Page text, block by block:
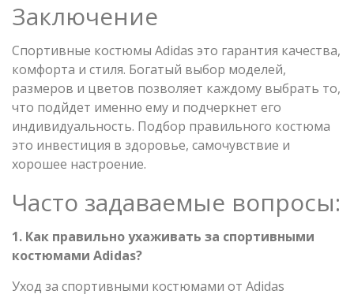
Заключение
Спортивные костюмы Adidas это гарантия качества,
комфорта и стиля. Богатый выбор моделей,
размеров и цветов позволяет каждому выбрать то,
что подйдет именно ему и подчеркнет его
индивидуальность. Подбор правильного костюма
это инвестиция в здоровье, самочувствие и
хорошее настроение.
Часто задаваемые вопросы:
1. Как правильно ухаживать за спортивными
костюмами Adidas?
Уход за спортивными костюмами от Adidas